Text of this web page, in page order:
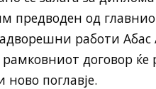
предводен од
работи Абас
рамковниот договор
ново поглавје.